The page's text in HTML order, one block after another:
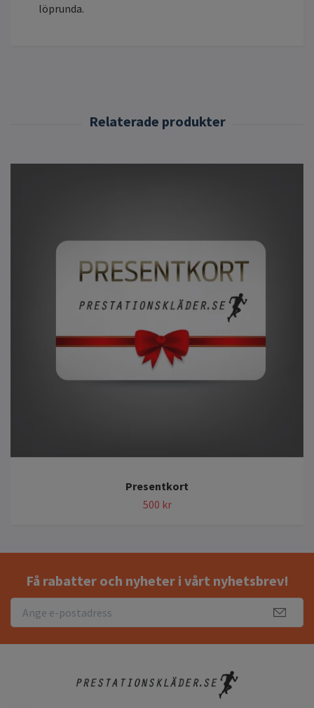
löprunda.
Presentkort
500 kr
Få rabatter och nyheter i vårt nyhetsbrev!